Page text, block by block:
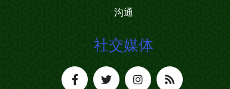
沟通
社交媒体